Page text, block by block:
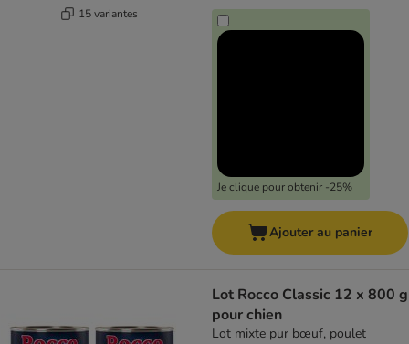
15 variantes
Je clique pour obtenir -25%
Ajouter au panier
Lot Rocco Classic 12 x 800 g
pour chien
Lot mixte pur bœuf, poulet